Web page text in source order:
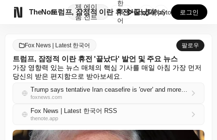
TheNote
제
품
에이
전트
트럼프, 잠정적 이란 휴전 '끝났다' 발언 및 주요 뉴...
한
국
어
GooglePlay
AppStore 로그인
Fox News | Latest 한국어 팔로우
트럼프, 잠정적 이란 휴전 '끝났다' 발언 및 주요 뉴스
가장 영향력 있는 뉴스 매체의 핵심 기사를 매일 아침 가장 먼저
당신의 받은 편지함으로 받아보세요.
Trump says tentative Iran ceasefire is 'over' and more top headlines
foxnews.com
Fox News | Latest 한국어 RSS
thenote.app